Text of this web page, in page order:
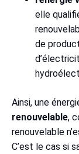
elle
de
Ainsi, une
renouvelable,
renouvelable
C’est le cas si